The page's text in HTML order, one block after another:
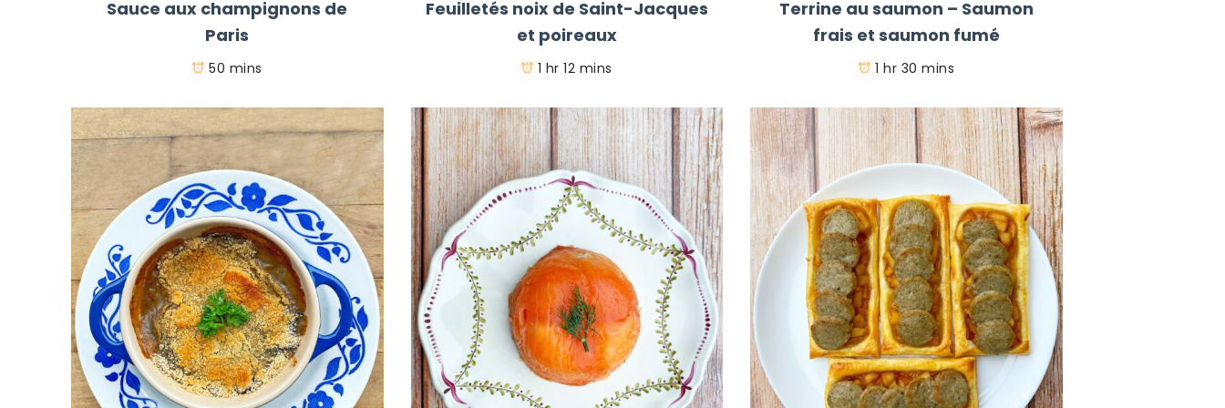
Sauce aux champignons de
Paris
50 mins
Feuilletés noix de Saint-Jacques
et poireaux
1 hr 12 mins
Terrine au saumon – Saumon
frais et saumon fumé
1 hr 30 mins